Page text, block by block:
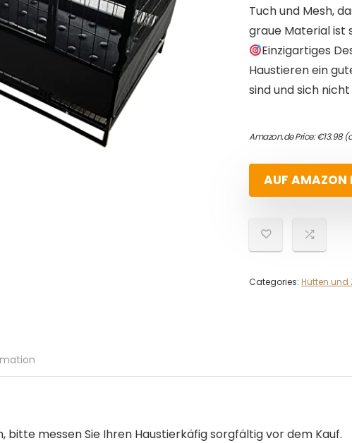
Tuch und Mesh,
graue Material ist
Einzigartiges
Haustieren ein
sind und sich
Amazon.de Price:€13.98
AUF AMAZON
Categories: Hütten und
bitte messen Sie Ihren Haustierkäfig sorgfältig vor dem Kauf.